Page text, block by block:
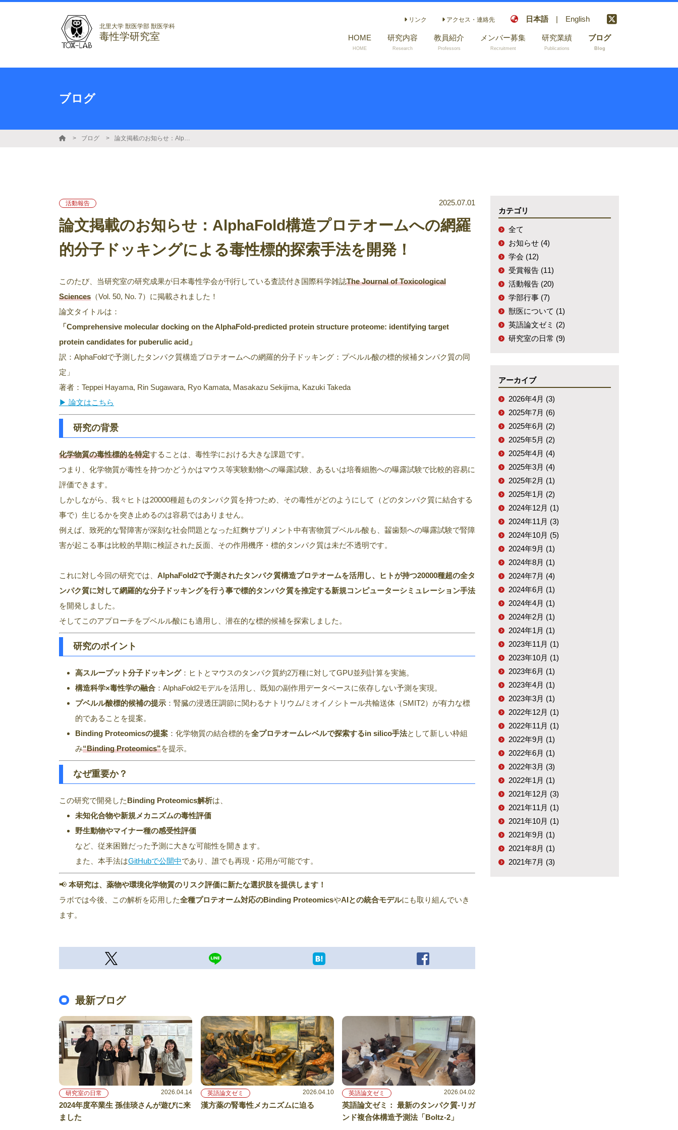
北里大学 獣医学部 獣医学科
毒性学研究室
リンク アクセス・連絡先 日本語 | English
HOME
HOME
研究内容
Research
教員紹介
Professors
メンバー募集
Recruitment
研究業績
Publications
ブログ
Blog
ブログ
ブログ 論文掲載のお知らせ：AlphaFold構造プロテオームへの網羅的分子ドッキングによる毒性標的探索手法を開発！
活動報告 2025.07.01
論文掲載のお知らせ：AlphaFold構造プロテオームへの網羅
的分子ドッキングによる毒性標的探索手法を開発！
このたび、当研究室の研究成果が日本毒性学会が刊行している査読付き国際科学雑誌The Journal of Toxicological
Sciences （Vol. 50, No. 7）に掲載されました！
論文タイトルは：
「Comprehensive molecular docking on the AlphaFold-predicted protein structure proteome: identifying target
protein candidates for puberulic acid」
訳：AlphaFoldで予測したタンパク質構造プロテオームへの網羅的分子ドッキング：プベルル酸の標的候補タンパク質の同
定」
著者：Teppei Hayama, Rin Sugawara, Ryo Kamata, Masakazu Sekijima, Kazuki Takeda
▶ 論文はこちら
研究の背景
化学物質の毒性標的を特定することは、毒性学における大きな課題です。
つまり、化学物質が毒性を持つかどうかはマウス等実験動物への曝露試験、あるいは培養細胞への曝露試験で比較的容易に
評価できます。
しかしながら、我々ヒトは20000種超ものタンパク質を持つため、その毒性がどのようにして（どのタンパク質に結合する
事で）生じるかを突き止めるのは容易ではありません。
例えば、致死的な腎障害が深刻な社会問題となった紅麴サプリメント中有害物質プベルル酸も、齧歯類への曝露試験で腎障
害が起こる事は比較的早期に検証された反面、その作用機序・標的タンパク質は未だ不透明です。
これに対し今回の研究では、 AlphaFold2で予測されたタンパク質構造プロテオームを活用し、 ヒトが持つ20000種超の全タ
ンパク質に対して網羅的な分子ドッキングを行う事で標的タンパク質を推定する新規コンピューターシミュレーション手法
を開発しました。
そしてこのアプローチをプベルル酸にも適用し、潜在的な標的候補を探索しました。
研究のポイント
高スループット分子ドッキング：ヒトとマウスのタンパク質約2万種に対してGPU並列計算を実施。
構造科学×毒性学の融合 ：AlphaFold2モデルを活用し、既知の副作用データベースに依存しない予測を実現。
プベルル酸標的候補の提示 ：腎臓の浸透圧調節に関わるナトリウム/ミオイノシトール共輸送体（SMIT2）が有力な標
的であることを提案。
Binding Proteomicsの提案 ：化学物質の結合標的を全プロテオームレベルで探索するin silico手法として新しい枠組
み“Binding Proteomics”を提示。
なぜ重要か？
この研究で開発したBinding Proteomics解析は、
未知化合物や新規メカニズムの毒性評価
野生動物やマイナー種の感受性評価
など、従来困難だった予測に大きな可能性を開きます。
また、本手法はGitHubで公開中であり、誰でも再現・応用が可能です。
📢 本研究は、薬物や環境化学物質のリスク評価に新たな選択肢を提供します！
ラボでは今後、この解析を応用した全種プロテオーム対応のBinding ProteomicsやAIとの統合モデルにも取り組んでいき
ます。
最新ブログ
研究室の日常 2026.04.14
2024年度卒業生 孫佳琰さんが遊びに来
ました
英語論文ゼミ 2026.04.10
漢方薬の腎毒性メカニズムに迫る
英語論文ゼミ 2026.04.02
英語論文ゼミ： 最新のタンパク質-リガ
ンド複合体構造予測法「Boltz-2」
カテゴリ
全て
お知らせ (4)
学会 (12)
受賞報告 (11)
活動報告 (20)
学部行事 (7)
獣医について (1)
英語論文ゼミ (2)
研究室の日常 (9)
アーカイブ
2026年4月 (3)
2025年7月 (6)
2025年6月 (2)
2025年5月 (2)
2025年4月 (4)
2025年3月 (4)
2025年2月 (1)
2025年1月 (2)
2024年12月 (1)
2024年11月 (3)
2024年10月 (5)
2024年9月 (1)
2024年8月 (1)
2024年7月 (4)
2024年6月 (1)
2024年4月 (1)
2024年2月 (1)
2024年1月 (1)
2023年11月 (1)
2023年10月 (1)
2023年6月 (1)
2023年4月 (1)
2023年3月 (1)
2022年12月 (1)
2022年11月 (1)
2022年9月 (1)
2022年6月 (1)
2022年3月 (3)
2022年1月 (1)
2021年12月 (3)
2021年11月 (1)
2021年10月 (1)
2021年9月 (1)
2021年8月 (1)
2021年7月 (3)